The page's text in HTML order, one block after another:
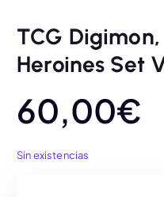
TCG
Heroines Set
60,00€
Sin existencias